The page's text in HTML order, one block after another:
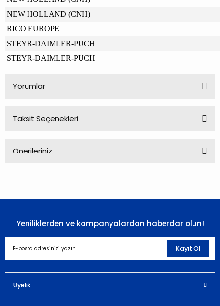
NEW HOLLAND (CNH)
RICO EUROPE
STEYR-DAIMLER-PUCH
STEYR-DAIMLER-PUCH
Yorumlar
Taksit Seçenekleri
Önerileriniz
Ürün resmi kalitesiz, bozuk veya görüntülenemiyor.
Bu ürüne benzer farklı alternatifler olmalı.
Yeniliklerden ve kampanyalardan haberdar olun!
Kayıt Ol
Üyelik